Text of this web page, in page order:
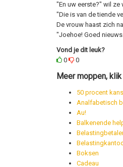
"En uw eerste?" wil ze
"Die is van de tiende
De vrouw haast zich
"Joehoe! Goed
Vond je dit leuk?
0
0
Meer moppen,
50 procent kans
Analfabetisch
Au!
Balkenende
Boksen
Cadeau